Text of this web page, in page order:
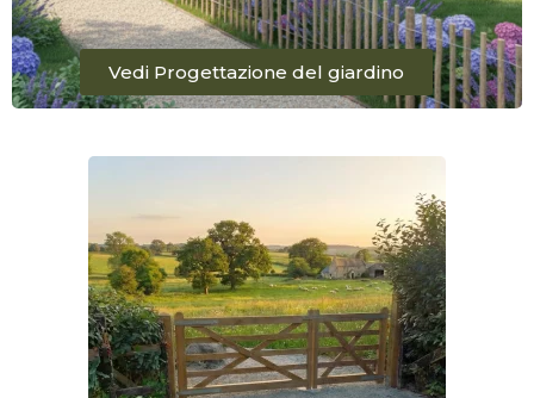
Vedi Progettazione del giardino